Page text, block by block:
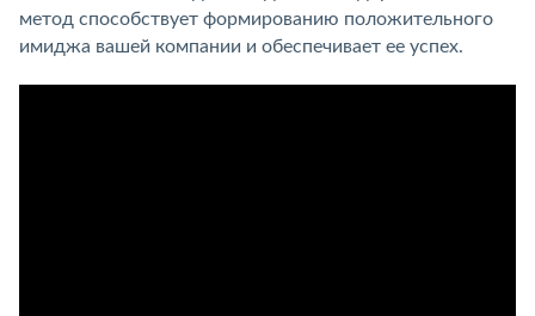
метод способствует формированию положительного
имиджа вашей компании и обеспечивает ее успех.